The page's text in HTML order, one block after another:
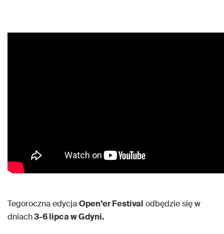
Tegoroczna edycjaOpen’er Festival odbędzie się w
dniach3-6 lipca w Gdyni.